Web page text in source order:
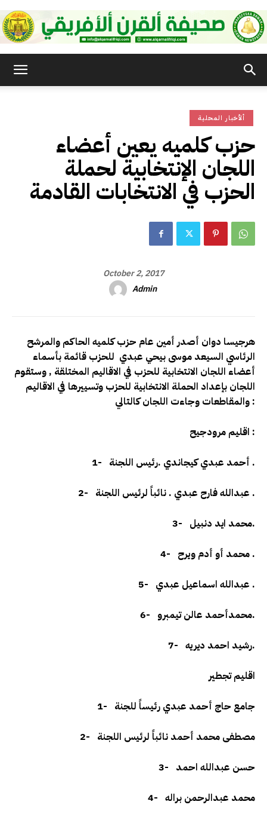
الأفريقي
ألأخبار المحلية
حزب كلميه يعين أعضاء
اللجان الإنتخابية لحملة
الحزب في الانتخابات القادمة
October 2, 2017
Admin
هرجيسا دوان أصدر أمين عام حزب كلميه الحاكم والمرشح
الرئاسي السيعد موسى بيحي عبدي للحزب قائمة بأسماء
أعضاء اللجان الانتخابية للحزب في الاقاليم المختلقة , وستقوم
اللجان بإعداد الحملة الانتخابية للحزب وتسييرها في الاقاليم
والمقاطعات وجاءت اللجان كالتالي :
اقليم مرودجيح :
1- أحمد عبدي كيجاندي .رئيس اللجنة .
2- عبدالله فارح عبدي . نائباً لرئيس اللجنة .
3- محمد ايد دنبيل.
4- محمد أو أدم ويرح .
5- عبدالله اسماعيل عبدي .
6- محمدأحمد عالن تيمبرو.
7- رشيد احمد ديريه.
اقليم تجطير
1- جامع حاج أحمد عبدي رئيساً للجنة
2- مصطفى محمد أحمد نائباً لرئيس اللجنة
3- حسن عبدالله احمد
4- محمد عبدالرحمن براله